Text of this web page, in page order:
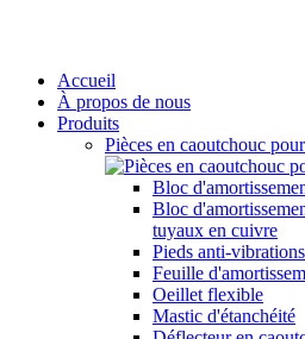
Accueil
À propos de nous
Produits
Pièces en caoutchouc
Bloc
Bloc
tuyaux en cuivre
Pieds anti-
Feuille
Oeillet flexible
Mastic d'étanchéité